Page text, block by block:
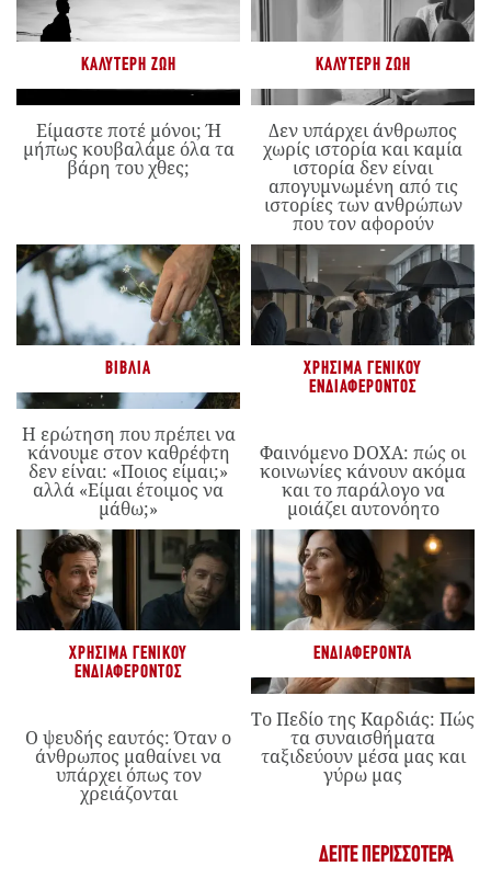
ΚΑΛΎΤΕΡΗ ΖΩΉ
Είμαστε ποτέ μόνοι; Ή
μήπως κουβαλάμε όλα τα
βάρη του χθες;
ΚΑΛΎΤΕΡΗ ΖΩΉ
Δεν υπάρχει άνθρωπος
χωρίς ιστορία και καμία
ιστορία δεν είναι
απογυμνωμένη από τις
ιστορίες των ανθρώπων
που τον αφορούν
ΒΙΒΛΊΑ
Η ερώτηση που πρέπει να
κάνουμε στον καθρέφτη
δεν είναι: «Ποιος είμαι;»
αλλά «Είμαι έτοιμος να
μάθω;»
ΧΡΉΣΙΜΑ ΓΕΝΙΚΟΎ
ΕΝΔΙΑΦΈΡΟΝΤΟΣ
Φαινόμενο DOXA: πώς οι
κοινωνίες κάνουν ακόμα
και το παράλογο να
μοιάζει αυτονόητο
ΧΡΉΣΙΜΑ ΓΕΝΙΚΟΎ
ΕΝΔΙΑΦΈΡΟΝΤΟΣ
Ο ψευδής εαυτός: Όταν ο
άνθρωπος μαθαίνει να
υπάρχει όπως τον
χρειάζονται
ΕΝΔΙΑΦΈΡΟΝΤΑ
Το Πεδίο της Καρδιάς: Πώς
τα συναισθήματα
ταξιδεύουν μέσα μας και
γύρω μας
ΔΕΊΤΕ ΠΕΡΙΣΣΌΤΕΡΑ